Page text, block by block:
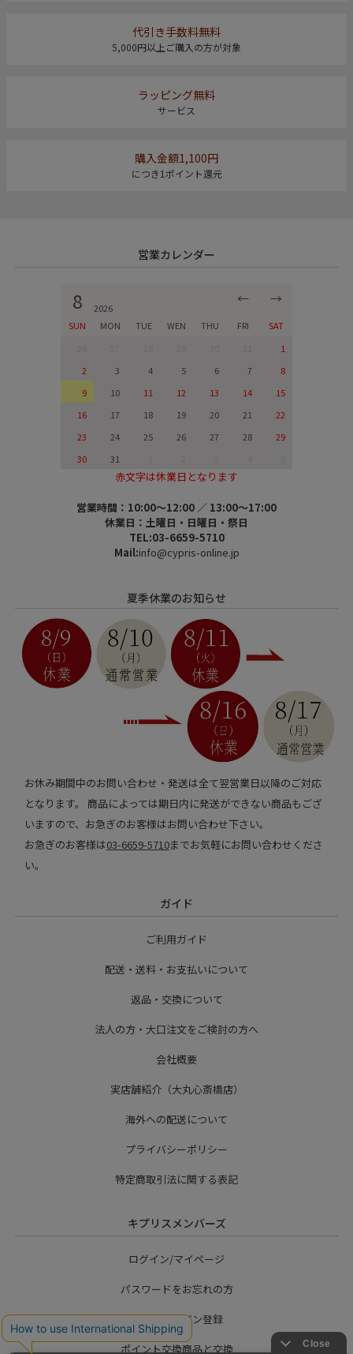
代引き手数料無料
5,000円以上ご購入の方が対象
ラッピング無料
サービス
購入金額1,100円
につき1ポイント還元
営業カレンダー
8 2026
← →
SUN MON TUE WEN THU FRI
SAT
1
2
3 4 5 6 7
8
9
10 11 12 13 14
15
16
17 18 19 20 21
22
23
24 25 26 27 28
29
30
31
赤文字は休業日となります
営業時間：10:00～12:00 ／ 13:00～17:00
休業日：土曜日・日曜日・祭日
TEL:03-6659-5710
Mail:info@cypris-online.jp
夏季休業のお知らせ
お休み期間中のお問い合わせ・発送は全て翌営業日以降のご対応
となります。 商品によっては期日内に発送ができない商品もござ
いますので、お急ぎのお客様はお問い合わせ下さい。
お急ぎのお客様は03-6659-5710までお気軽にお問い合わせくださ
い。
ガイド
ご利用ガイド
配送・送料・お支払いについて
返品・交換について
法人の方・大口注文をご検討の方へ
会社概要
実店舗紹介（大丸心斎橋店）
海外への配送について
プライバシーポリシー
特定商取引法に関する表記
キプリスメンバーズ
ログイン/マイページ
パスワードをお忘れの方
メールマガジン登録
ポイント交換商品と交換